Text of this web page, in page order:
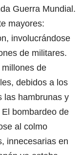
Guerra Mundial.
mayores:
involucrándose
de militares.
de
debidos a los
las hambrunas y
bombardeo de
al colmo
innecesarias en